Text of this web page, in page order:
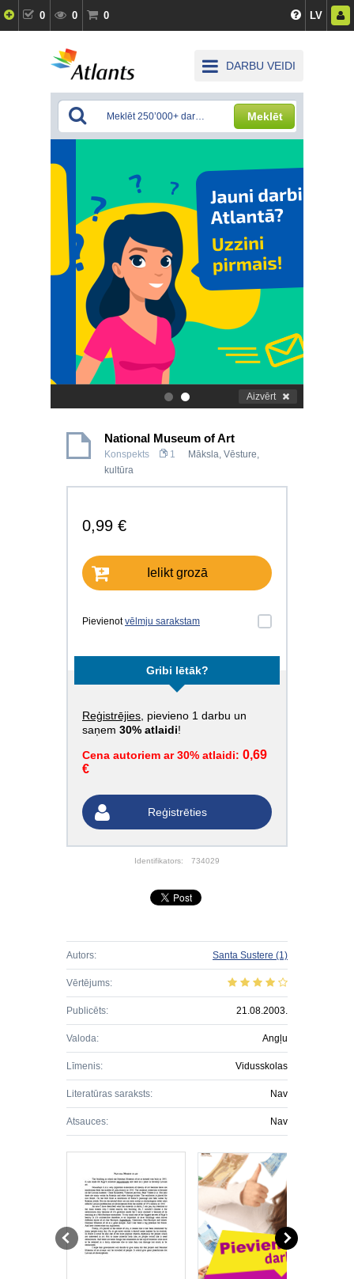
0 0 0 LV
DARBU VEIDI
Meklēt
. Aizvērt
National Museum of Art
Konspekts 1 Māksla, Vēsture,
kultūra
0,99 €
Ielikt grozā
Pievienotvēlmju sarakstam
Gribi lētāk?
Reģistrējies , pievieno 1 darbu un
saņem 30% atlaidi!
Cena autoriem ar 30% atlaidi: 0,69
€
Reģistrēties
Identifikators: 734029
Autors: Santa Sustere (1)
Vērtējums:
Publicēts: 21.08.2003.
Valoda: Angļu
Līmenis: Vidusskolas
Literatūras saraksts: Nav
Atsauces: Nav